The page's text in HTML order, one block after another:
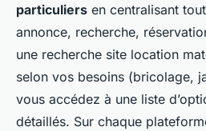
particuliers en centralisant
annonce, recherche,
une recherche site location
selon vos besoins (bricolage,
vous accédez à une liste
détaillés. Sur chaque